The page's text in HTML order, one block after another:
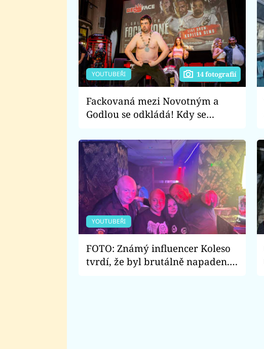
YOUTUBEŘI 14 fotografií
Fackovaná mezi Novotným a
Godlou se odkládá! Kdy se
dočkáme?
YOUTUBEŘI
FOTO: Známý influencer Koleso
tvrdí, že byl brutálně napaden.